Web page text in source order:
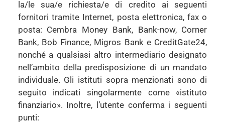
la/le sua/e richiesta/e di credito ai seguenti
fornitori tramite Internet, posta elettronica, fax o
posta: Cembra Money Bank, Bank-now, Corner
Bank, Bob Finance, Migros Bank e CreditGate24,
nonché a qualsiasi altro intermediario designato
nell’ambito della predisposizione di un mandato
individuale. Gli istituti sopra menzionati sono di
seguito indicati singolarmente come «istituto
finanziario». Inoltre, l’utente conferma i seguenti
punti: